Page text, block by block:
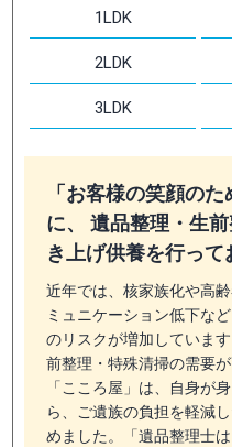
1LDK
2LDK
3LDK
「お客様の笑顔の
に、 遺品整理・生
き上げ供養を行って
近年では、核家族化や高
ミュニケーション低下な
のリスクが増加していま
前整理・特殊清掃の需要
「こころ屋」は、自身が
ら、ご遺族の負担を軽減
めました。「遺品整理士